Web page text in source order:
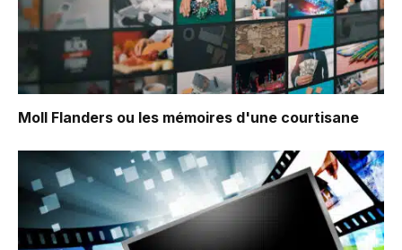
Moll Flanders ou les mémoires d'une courtisane